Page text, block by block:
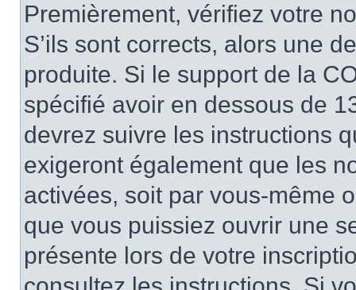
Premièrement, vérifiez votre
S’ils sont corrects, alors une
produite. Si le support de la
spécifié avoir en dessous de
devrez suivre les instructions
exigeront également que les
activées, soit par vous-même
que vous puissiez ouvrir une
présente lors de votre